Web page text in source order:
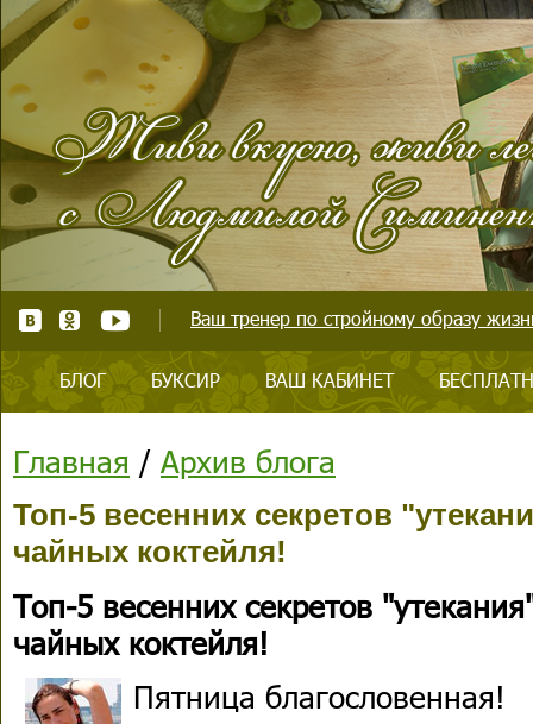
Ваш тренер по стройному образу
БЛОГ БУКСИР ВАШ КАБИНЕТ
Главная / Архив блога
Топ-5 весенних секретов
чайных коктейля!
Топ-5 весенних секретов
чайных коктейля!
Пятница благословенная!